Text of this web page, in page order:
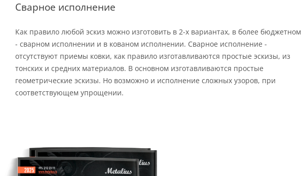
Сварное исполнение
Как правило любой эскиз можно изготовить в 2-х вариантах, в более бюджетном
- сварном исполнении и в кованом исполнении. Сварное исполнение -
отсутствуют приемы ковки, как правило изготавливаются простые эскизы, из
тонских и средних материалов. В основном изготавливаются простые
геометрические эскизы. Но возможно и исполнение сложных узоров, при
соответствующем упрощении.